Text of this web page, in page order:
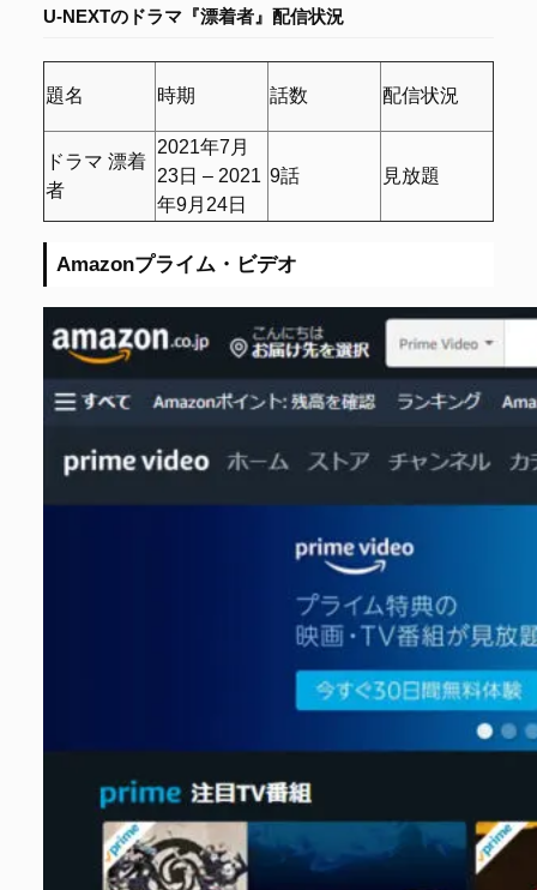
U-NEXTの ドラマ『漂着者』配信状況
題名 時期 話数 配信状況
ドラマ 漂着
者
2021年7月
23日 – 2021
年9月24日
9話 見放題
Amazonプライム・ビデオ